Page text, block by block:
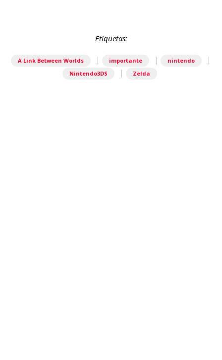
Etiquetas:
A Link Between Worlds | importante | nintendo |
Nintendo3DS | Zelda